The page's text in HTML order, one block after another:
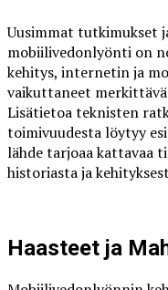
Uusimmat tutkimukset
mobiilivedonlyönti on
kehitys, internetin ja
vaikuttaneet
Lisätietoa teknisten
toimivuudesta löytyy
lähde tarjoaa kattavaa
historiasta ja
Haasteet ja